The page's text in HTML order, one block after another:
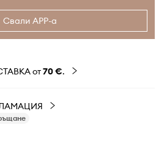
Свали APP-а
от70 €.